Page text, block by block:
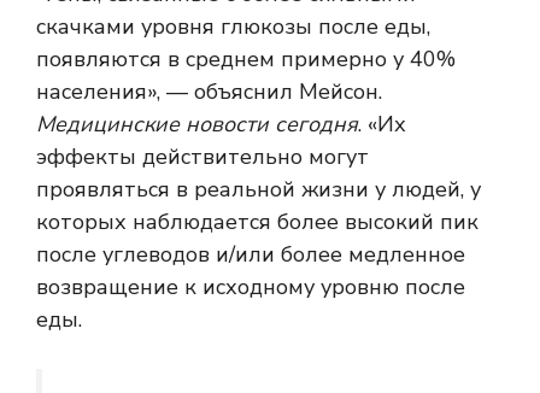
скачками уровня глюкозы после еды,
появляются в среднем примерно у 40%
населения», — объяснил Мейсон.
Медицинские новости сегодня. «Их
эффекты действительно могут
проявляться в реальной жизни у людей, у
которых наблюдается более высокий пик
после углеводов и/или более медленное
возвращение к исходному уровню после
еды.